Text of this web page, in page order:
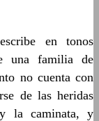
en tonos
una familia de
no cuenta con
de las heridas
la caminata, y